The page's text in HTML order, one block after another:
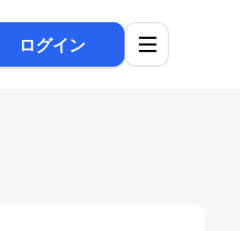
ログイン